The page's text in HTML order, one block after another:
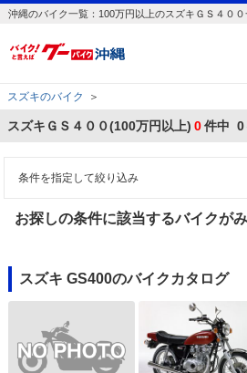
沖縄のバイク一覧：100万円以上のスズキＧＳ４００
スズキのバイク ＞
スズキＧＳ４００(100万円以上) 0件中 0
条件を指定して絞り込み
お探しの条件に該当するバイクが
スズキ GS400のバイクカタログ